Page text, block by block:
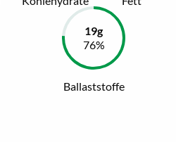
Ballaststoffe